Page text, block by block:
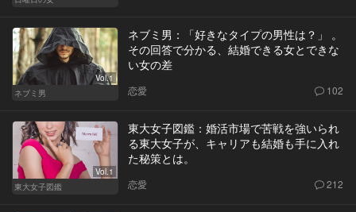
Vol.1
ネブミ男
ネブミ男：「好きなタイプの男性は？」 。
その回答で分かる、結婚できる女とできな
い女の差
恋愛 102
Vol.1
東大女子図鑑
東大女子図鑑：婚活市場で苦戦を強いられ
る東大女子が、キャリアも結婚も手に入れ
た秘策とは。
恋愛 212